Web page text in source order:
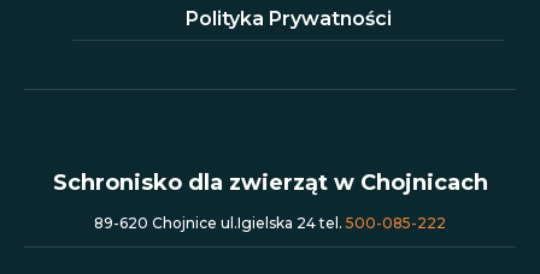
Polityka Prywatności
Schronisko dla zwierząt w Chojnicach
89-620 Chojnice ul.Igielska 24 tel. 500-085-222